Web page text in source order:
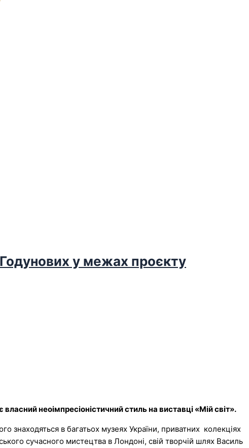
у межах проєкту
неоімпресіоністичний стиль на виставці «Мій світ».
знаходяться в багатьох музеях України, приватних колекціях
сучасного мистецтва в Лондоні, свій творчій шлях Василь